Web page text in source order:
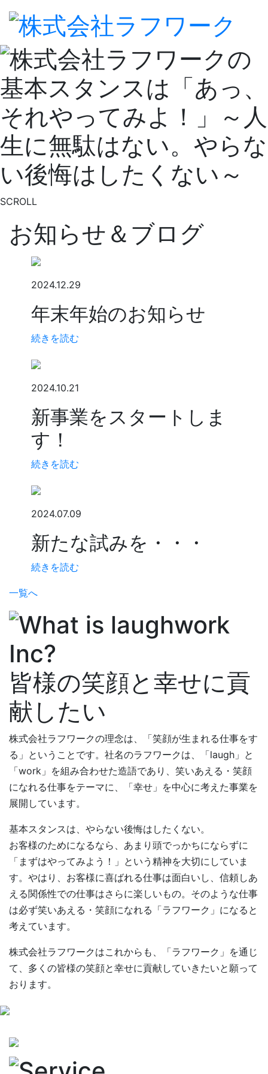
SCROLL
お知らせ＆ブログ
2024.12.29
年末年始のお知らせ
続きを読む
2024.10.21
新事業をスタートしま
す！
続きを読む
2024.07.09
新たな試みを・・・
続きを読む
一覧へ
皆様の笑顔と幸せに貢
献したい
株式会社ラフワークの理念は、「笑顔が生まれる仕事をす
る」ということです。社名のラフワークは、「laugh」と
「work」を組み合わせた造語であり、笑いあえる・笑顔
になれる仕事をテーマに、「幸せ」を中心に考えた事業を
展開しています。
基本スタンスは、やらない後悔はしたくない。
お客様のためになるなら、あまり頭でっかちにならずに
「まずはやってみよう！」という精神を大切にしていま
す。やはり、お客様に喜ばれる仕事は面白いし、信頼しあ
える関係性での仕事はさらに楽しいもの。そのような仕事
は必ず笑いあえる・笑顔になれる「ラフワーク」になると
考えています。
株式会社ラフワークはこれからも、「ラフワーク」を通じ
て、多くの皆様の笑顔と幸せに貢献していきたいと願って
おります。